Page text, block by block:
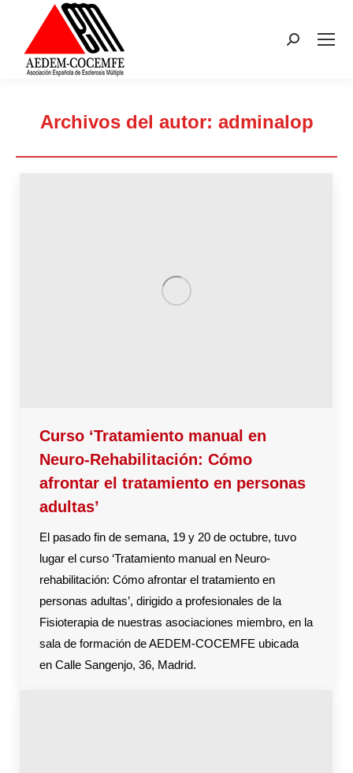
Buscar:
Archivos del autor: adminalop
Curso ‘Tratamiento manual en
Neuro-Rehabilitación: Cómo
afrontar el tratamiento en personas
adultas’
El pasado fin de semana, 19 y 20 de octubre, tuvo
lugar el curso ‘Tratamiento manual en Neuro-
rehabilitación: Cómo afrontar el tratamiento en
personas adultas’, dirigido a profesionales de la
Fisioterapia de nuestras asociaciones miembro, en la
sala de formación de AEDEM-COCEMFE ubicada
en Calle Sangenjo, 36, Madrid.